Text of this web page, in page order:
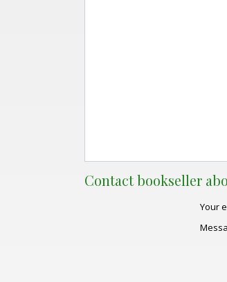
Contact bookseller
Your